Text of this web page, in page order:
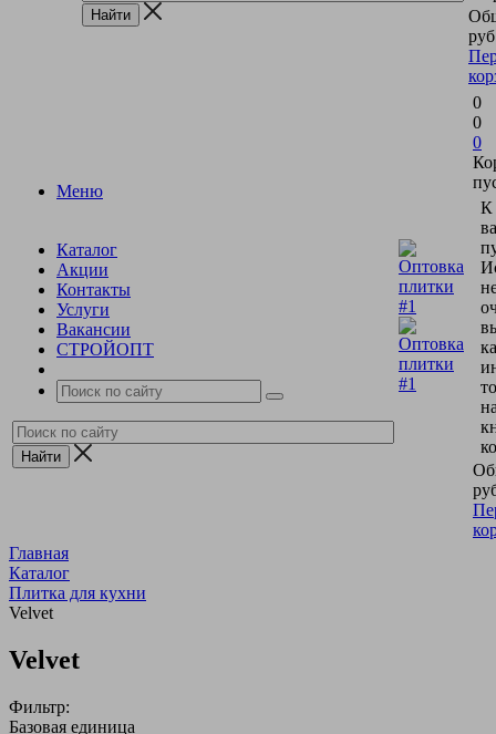
Меню
Каталог
Акции
Контакты
Услуги
Вакансии
СТРОЙОПТ
0
0
0
К
Главная
Каталог
Плитка для кухни
Velvet
Velvet
Фильтр:
Базовая единица